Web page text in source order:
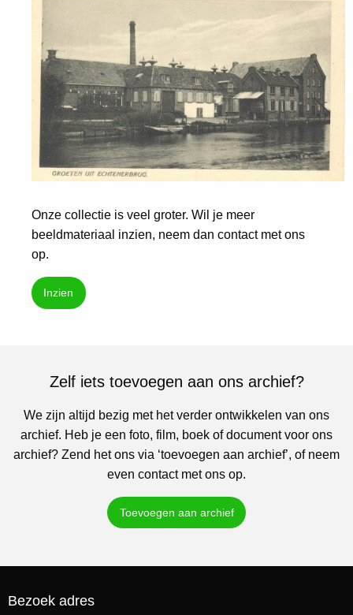
Onze collectie is veel groter. Wil je meer
beeldmateriaal inzien, neem dan contact met ons
op.
Inzien
Zelf iets toevoegen aan ons archief?
We zijn altijd bezig met het verder ontwikkelen van ons
archief. Heb je een foto, film, boek of document voor ons
archief? Zend het ons via ‘toevoegen aan archief’, of neem
even contact met ons op.
Toevoegen aan archief
Bezoek adres